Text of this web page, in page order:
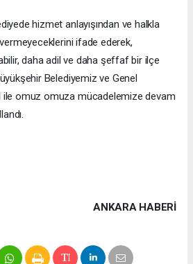
hizmet anlayışından ve halkla
ifade ederek,
daha adil ve daha şeffaf bir ilçe
Belediyemiz ve Genel
ile omuz omuza mücadelemize devam
ANKARA HABERİ